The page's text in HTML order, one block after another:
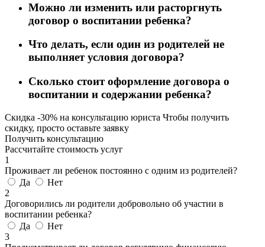
Можно ли изменить или расторгнуть
договор о воспитании ребенка?
Что делать, если один из родителей не
выполняет условия договора?
Сколько стоит оформление договора о
воспитании и содержании ребенка?
Скидка -30% на консультацию юриста Чтобы получить
скидку, просто оставьте заявку
Получить консультацию
Рассчитайте стоимость услуг
1
Проживает ли ребенок постоянно с одним из родителей?
Да
Нет
2
Договорились ли родители добровольно об участии в
воспитании ребенка?
Да
Нет
3